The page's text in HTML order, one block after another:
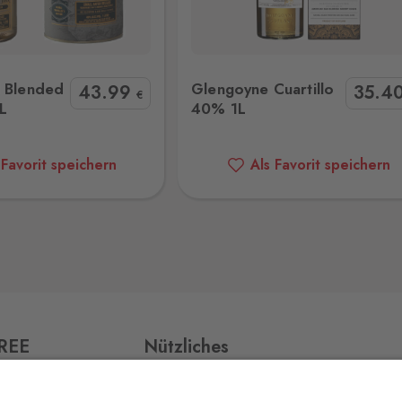
7 Stk.
Blended
43.99 €
speichern
Glengoyne Cuartillo
40% 1L
35
Als Favorit speichern
Nützliches